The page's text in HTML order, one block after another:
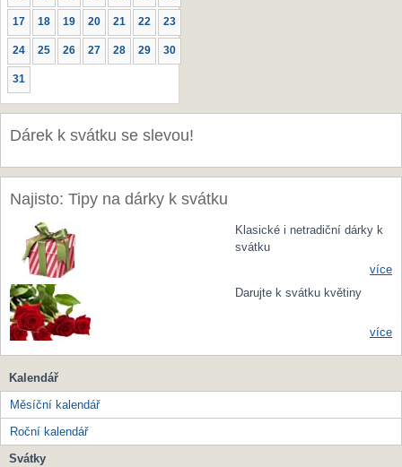
17 18 19 20 21 22 23
24 25 26 27 28 29 30
31
Dárek k svátku se slevou!
Najisto: Tipy na dárky k svátku
Klasické i netradiční dárky k
svátku
více
Darujte k svátku květiny
více
Kalendář
Měsíční kalendář
Roční kalendář
Svátky